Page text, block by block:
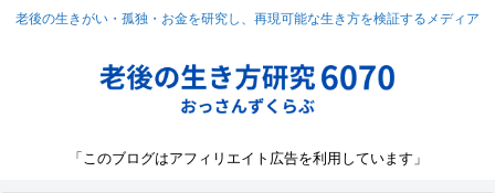
老後の生きがい・孤独・お金を研究し、再現可能な生き方を検証するメディア
「このブログはアフィリエイト広告を利用しています」